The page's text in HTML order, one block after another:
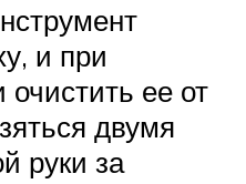
и при
ее от
двумя
руки за